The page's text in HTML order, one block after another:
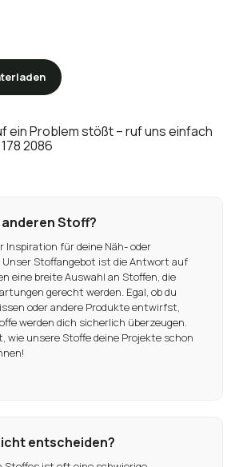
ein Problem stößt – ruf uns einfach
2086
Stoff?
Inspiration für deine Näh- oder
Stoffangebot ist die Antwort auf
eine breite Auswahl an Stoffen, die
gerecht werden. Egal, ob du
oder andere Produkte entwirfst,
werden dich sicherlich überzeugen.
wie unsere Stoffe deine Projekte schon
entscheiden?